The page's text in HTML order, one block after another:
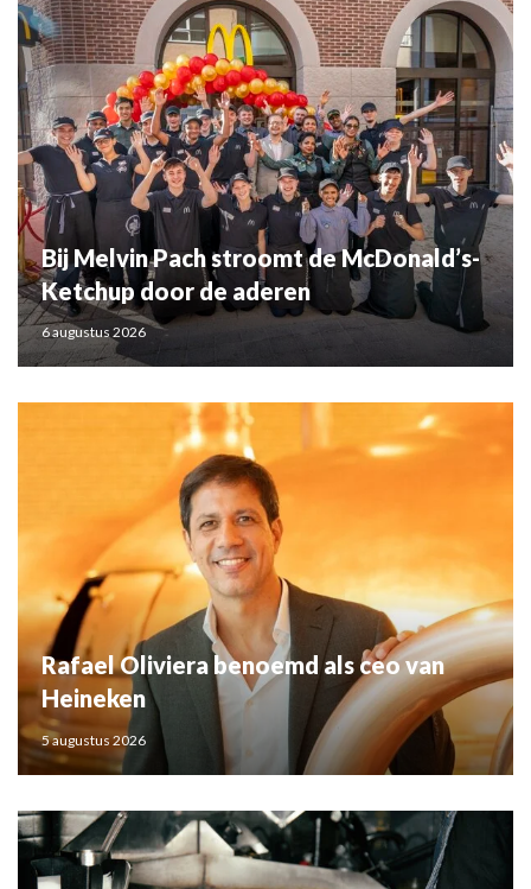
Bij Melvin Pach stroomt de McDonald’s-
Ketchup door de aderen
6 augustus 2026
Rafael Oliviera benoemd als ceo van
Heineken
5 augustus 2026